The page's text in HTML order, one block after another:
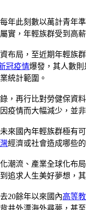
年此刻數以萬計青年
實，年輕族群受到高
布局，至近期年輕族
冠疫情爆發，其人數則
統計範圍。
，再行比對勞健保資
疫情而大幅減少，並
來國內年輕族群極有
經濟或社會造成哪些
潮流、產業全球化布
追求人生美好夢想，
20餘年以來國內高等
井外漂海外尋夢，甚